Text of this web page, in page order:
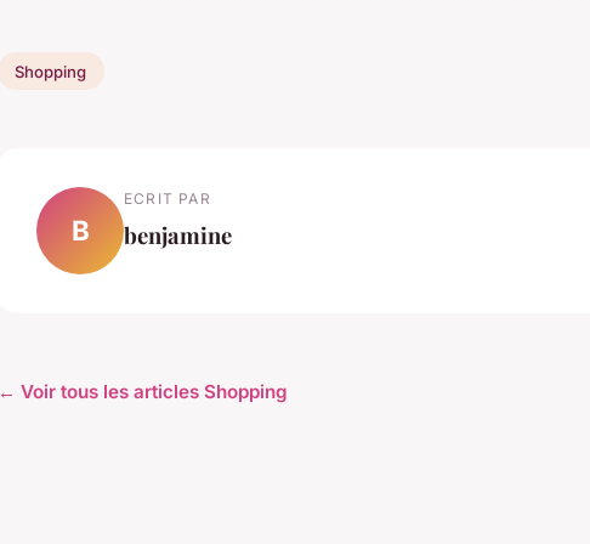
Shopping
B
ECRIT PAR
benjamine
← Voir tous les articles Shopping